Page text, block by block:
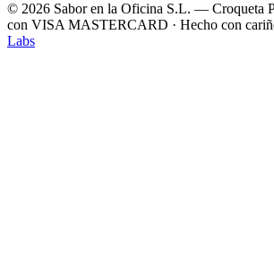
© 2026 Sabor en la Oficina S.L. — Croqueta
con VISA MASTERCARD · Hecho con
Labs